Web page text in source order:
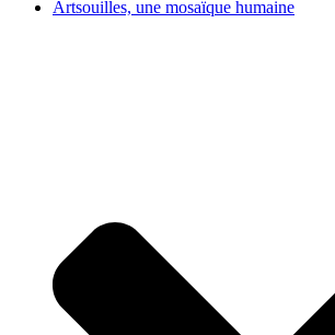
Artsouilles, une mosaïque humaine